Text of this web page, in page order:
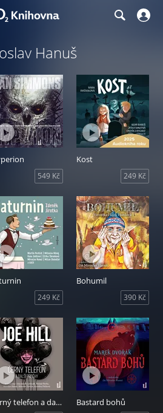
Hanuš
549 Kč
Kost
249 Kč
249 Kč
Bohumil
390 Kč
Černý telefon a další příběhy Bastard bohů